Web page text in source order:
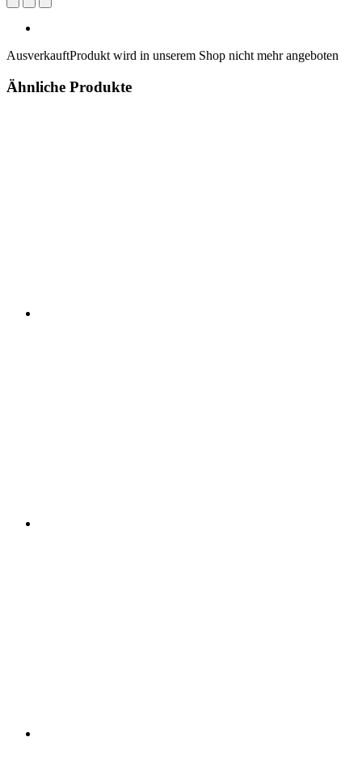
AusverkauftProdukt wird in unserem Shop nicht mehr angeboten
Ähnliche Produkte